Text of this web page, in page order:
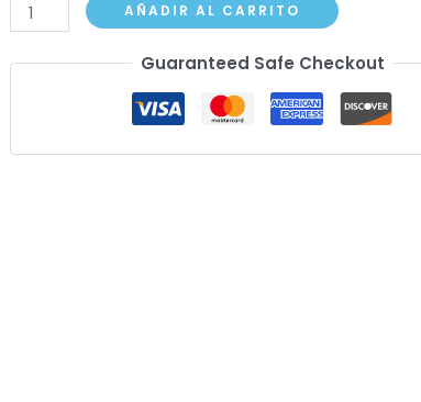
Oppo
Find
X6
AÑADIR AL CARRITO
Guaranteed Safe Checkout